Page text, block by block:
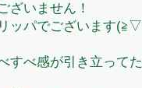
ざいません！
ッパでございます
すべ感が引き立って